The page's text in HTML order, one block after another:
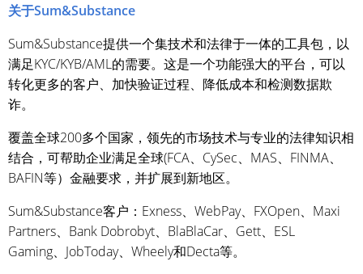
关于Sum&Substance
Sum&Substance提供一个集技术和法律于一体的工具包，以
满足KYC/KYB/AML的需要。这是一个功能强大的平台，可以
转化更多的客户、加快验证过程、降低成本和检测数据欺
诈。
覆盖全球200多个国家，领先的市场技术与专业的法律知识相
结合，可帮助企业满足全球(FCA、CySec、MAS、FINMA、
BAFIN等）金融要求，并扩展到新地区。
Sum&Substance客户：Exness、WebPay、FXOpen、Maxi
Partners、Bank Dobrobyt、BlaBlaCar、Gett、ESL
Gaming、JobToday、Wheely和Decta等。